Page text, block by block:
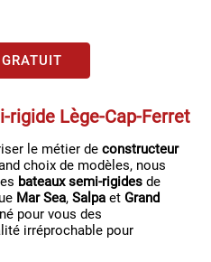
rigide Lège-Cap-Ferret
le métier de constructeur
choix de modèles, nous
bateaux semi-rigides de
Mar Sea, Salpa et Grand
pour vous des
irréprochable pour